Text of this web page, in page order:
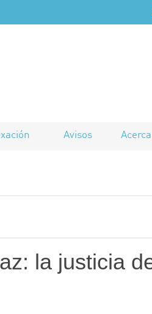
Avisos
la justicia